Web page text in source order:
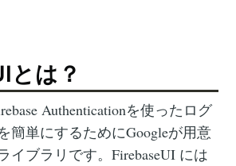
とは？
Authenticationを使ったログ
簡単にするためにGoogleが用意
イブラリです。FirebaseUI には